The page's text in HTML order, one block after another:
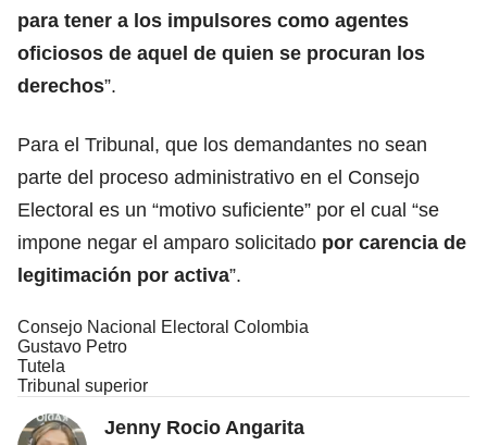
para tener a los impulsores como agentes
oficiosos de aquel de quien se procuran los
derechos”.
Para el Tribunal, que los demandantes no sean
parte del proceso administrativo en el Consejo
Electoral es un “motivo suficiente” por el cual “se
impone negar el amparo solicitado por carencia de
legitimación por activa”.
Consejo Nacional Electoral Colombia
Gustavo Petro
Tutela
Tribunal superior
Jenny Rocio Angarita